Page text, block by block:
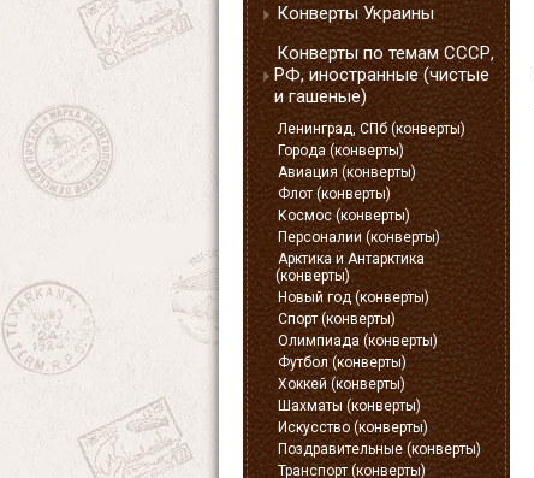
Конверты Украины
Конверты по темам СССР,
РФ, иностранные (чистые
и гашеные)
Ленинград, СПб (конверты)
Города (конверты)
Авиация (конверты)
Флот (конверты)
Космос (конверты)
Персоналии (конверты)
Арктика и Антарктика
(конверты)
Новый год (конверты)
Спорт (конверты)
Олимпиада (конверты)
Футбол (конверты)
Хоккей (конверты)
Шахматы (конверты)
Искусство (конверты)
Поздравительные (конверты)
Транспорт (конверты)